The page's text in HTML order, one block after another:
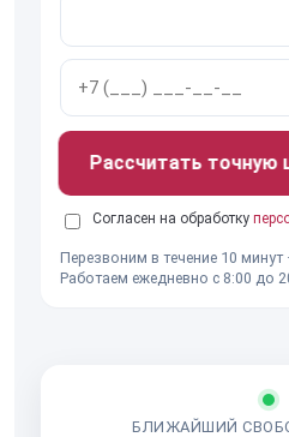
Рассчитать точную
Согласен на обработку
Перезвоним в течение 10 минут
Работаем ежедневно с 8:00 до
БЛИЖАЙШИЙ